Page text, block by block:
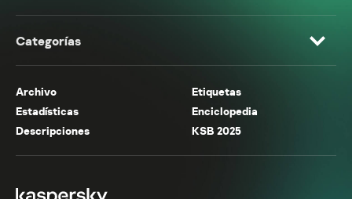
Categorías
Archivo
Etiquetas
Estadísticas
Enciclopedia
Descripciones
KSB 2025